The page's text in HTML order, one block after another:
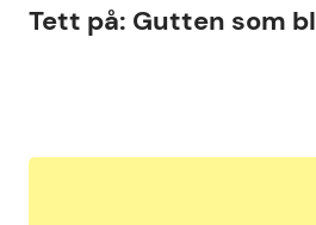
Tett på: Gutten som